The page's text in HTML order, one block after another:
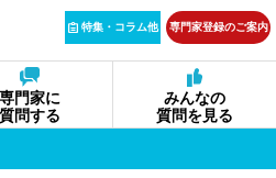
特集・コラム他 専門家登録のご案内
専門家に
質問する
みんなの
質問を見る